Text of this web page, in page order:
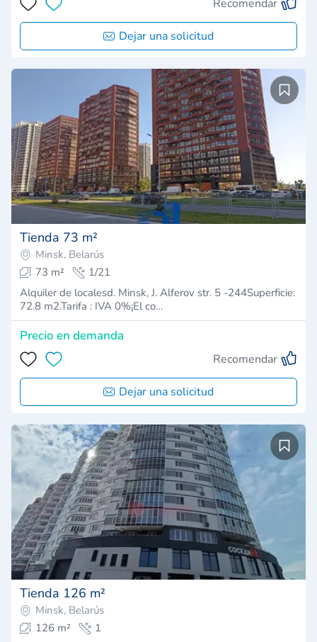
Recomendar
Dejar una solicitud
Tienda 73 m²
Minsk, Belarús
73 m²
1/21
Alquiler de localesd. Minsk, J. Alferov str. 5 -244Superficie:
72.8 m2.Tarifa : IVA 0%¡El co…
Precio en demanda
Recomendar
Dejar una solicitud
Tienda 126 m²
Minsk, Belarús
126 m²
1